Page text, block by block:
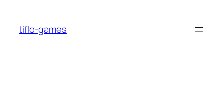
содержимому
tiflo-games